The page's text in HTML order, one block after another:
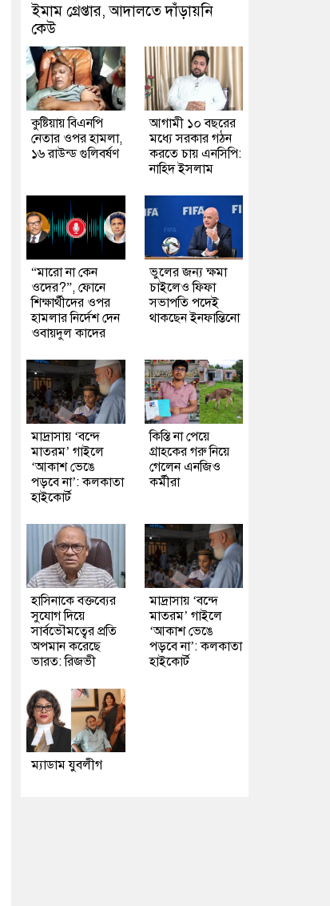
ইমাম গ্রেপ্তার, আদালতে দাঁড়ায়নি
কেউ
কুষ্টিয়ায় বিএনপি
নেতার ওপর হামলা,
১৬ রাউন্ড গুলিবর্ষণ
আগামী ১০ বছরের
মধ্যে সরকার গঠন
করতে চায় এনসিপি:
নাহিদ ইসলাম
“মারো না কেন
ওদের?”, ফোনে
শিক্ষার্থীদের ওপর
হামলার নির্দেশ দেন
ওবায়দুল কাদের
ভুলের জন্য ক্ষমা
চাইলেও ফিফা
সভাপতি পদেই
থাকছেন ইনফান্তিনো
মাদ্রাসায় ‘বন্দে
মাতরম’ গাইলে
‘আকাশ ভেঙে
পড়বে না’: কলকাতা
হাইকোর্ট
কিস্তি না পেয়ে
গ্রাহকের গরু নিয়ে
গেলেন এনজিও
কর্মীরা
হাসিনাকে বক্তব্যের
সুযোগ দিয়ে
সার্বভৌমত্বের প্রতি
অপমান করেছে
ভারত: রিজভী
মাদ্রাসায় ‘বন্দে
মাতরম’ গাইলে
‘আকাশ ভেঙে
পড়বে না’: কলকাতা
হাইকোর্ট
ম্যাডাম যুবলীগ